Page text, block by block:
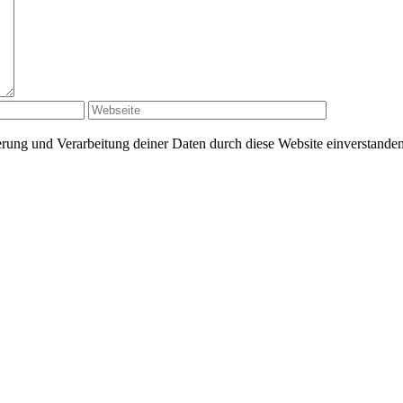
und Verarbeitung deiner Daten durch diese Website